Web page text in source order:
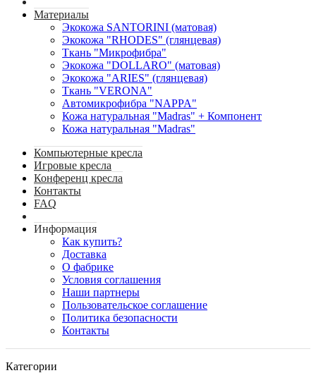
Материалы
Экокожа SANTORINI (матовая)
Экокожа "RHODES" (глянцевая)
Ткань "Микрофибра"
Экокожа "DOLLARO" (матовая)
Экокожа "ARIES" (глянцевая)
Ткань "VERONA"
Автомикрофибра "NAPPA"
Кожа натуральная "Madras" + Компонент
Кожа натуральная "Madras"
Компьютерные кресла
Игровые кресла
Конференц кресла
Контакты
FAQ
Информация
Как купить?
Доставка
О фабрике
Условия соглашения
Наши партнеры
Пользовательское соглашение
Политика безопасности
Контакты
Категории